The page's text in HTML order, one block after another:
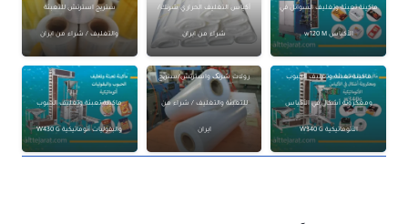
ماكينة تعبئة وتغليف السوائل في
الأكياس w120 M
أكياس التغليف الحراري شرنك/
شراء من ايران
ستريج استرتش للتعبئة
والتغليف / شراء من ايران
ماكينة تعبئة وتغليف الحبوب
ومعكرونة أشكال في الأكياس
الأتوماتيكية W340 G
رولات شرنک واسترتش/ستریج
للتعبئة والتغليف / شراء من
ايران
ماكينة تعبئة وتغليف الحبوب
والبقوليات أتوماتيكية W430 G